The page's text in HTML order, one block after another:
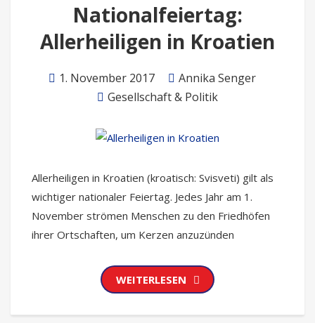
Nationalfeiertag:
Allerheiligen in Kroatien
1. November 2017
Annika Senger
Gesellschaft & Politik
Allerheiligen in Kroatien (kroatisch: Svisveti) gilt als
wichtiger nationaler Feiertag. Jedes Jahr am 1.
November strömen Menschen zu den Friedhöfen
ihrer Ortschaften, um Kerzen anzuzünden
WEITERLESEN